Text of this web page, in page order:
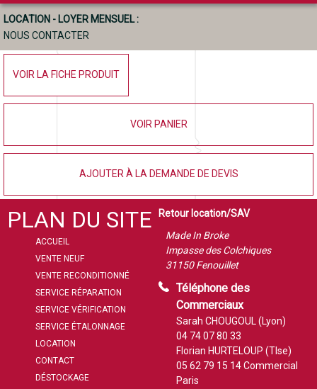
LOCATION - LOYER MENSUEL :
NOUS CONTACTER
VOIR LA FICHE PRODUIT
VOIR PANIER
AJOUTER À LA DEMANDE DE DEVIS
PLAN DU SITE
ACCUEIL
VENTE NEUF
VENTE RECONDITIONNÉ
SERVICE RÉPARATION
SERVICE VÉRIFICATION
SERVICE ÉTALONNAGE
LOCATION
CONTACT
DÉSTOCKAGE
Retour location/SAV
Made In Broke
Impasse des Colchiques
31150 Fenouillet
Téléphone des
Commerciaux
Sarah CHOUGOUL (Lyon)
04 74 07 80 33
Florian HURTELOUP (Tlse)
05 62 79 15 14Commercial
Paris